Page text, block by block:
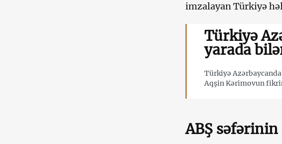
imzalayan Türkiyə
Türkiyə
yarada
Türkiyə
Aqşin Kərimovun
ABŞ səfərinin